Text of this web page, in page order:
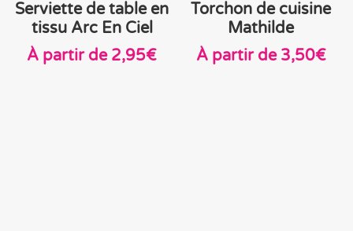
Serviette de table en
tissu Arc En Ciel
À partir de 2,95€
Torchon de cuisine
Mathilde
À partir de 3,50€